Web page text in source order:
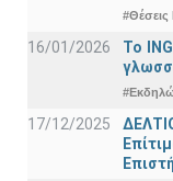
#Θέσεις
16/01/2026
Το
17/12/2025